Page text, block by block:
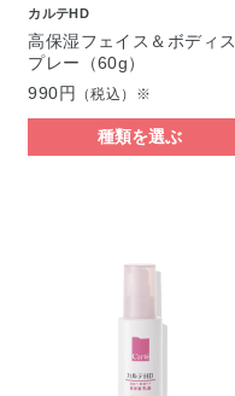
カルテHD
高保湿フェイス＆ボディス
プレー（60g）
990円
（税込）※
種類を選ぶ